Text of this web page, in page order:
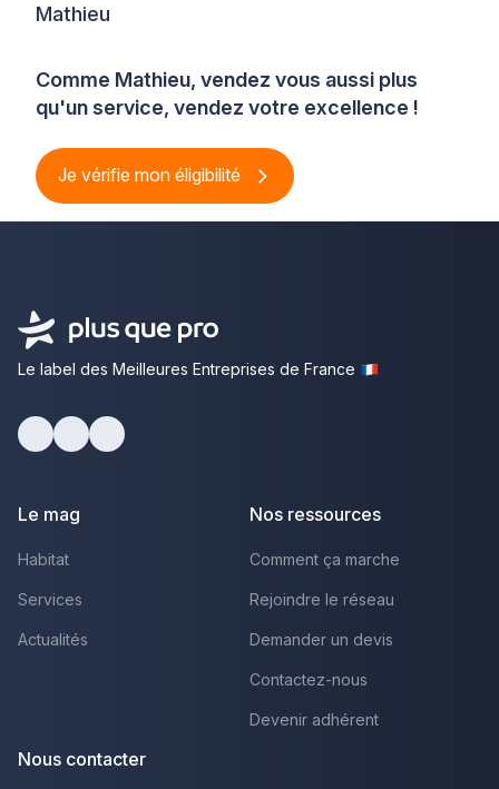
Comme Mathieu, vendez vous aussi plus
qu'un service, vendez votre excellence !
Je vérifie mon éligibilité
Mathieu
Le label des Meilleures Entreprises de France
Le mag
Habitat
Services
Actualités
Nos ressources
Comment ça marche
Rejoindre le réseau
Demander un devis
Contactez-nous
Devenir adhérent
Nous contacter